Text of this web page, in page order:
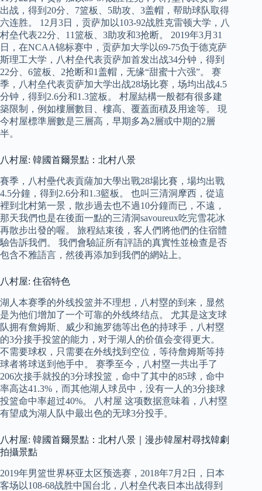
出战，得到20分、7篮板、5助攻、3盖帽，帮助球队取得
六连胜。 12月3日，贡萨加以103-92战胜克雷顿大学，八
村垒代表22分、11篮板、3助攻和3抢断。 2019年3月31
日，在NCAA锦标赛中，贡萨加大学以69-75负于德克萨
斯理工大学，八村垒代表贡萨加首发出战34分钟，得到
22分、6篮板、2抢断和1盖帽，无缘“甜蜜十六强”。 赛
季，八村垒代表贡萨加大学出战28场比赛，场均出战4.5
分钟，得到2.6分和1.3篮板。 村屋結構一般都有很多建
築限制，例如樓層數目、樓高、覆蓋面積及用途等。 現
今村屋標準層數是三層高，早期多為2層或中期的2層
半。
八村屋: 韓國首爾景點：北村八景
賽季，八村壘代表貢薩加大學出戰28場比賽，場均出戰
4.5分鐘，得到2.6分和1.3籃板。 也叫三清洞摩西，從這
裡到北村第一景，散步過去也不過10分鐘而已，不遠，
那天我們也是在後面一點的三清洞savoureux吃完雪花冰
再散步出發的喔。 旅程結束後，客人們將他們的住宿體
驗告訴我們。 我們會驗証所有評語的真實性並檢查是否
包含不雅語言，然後再添加到我們的網站上。
八村屋: 住宿特色
湖人本赛季的外线投篮并不理想，八村塁的到来，显然
是为他们增加了一个可靠的外线终结点。 尤其是这支球
队拥有詹姆斯、威少和施罗德等出色的持球手，八村塁
的3分接手投篮的能力，对于湖人的价值会变得更大。
不需要球权，只需要在外线找到空位，等待詹姆斯等持
球者将球送到他手中。 赛季至今，八村塁一共出手了
206次接手就投的3分球投篮，命中了其中的85球，命中
率高达41.3%，而其他湖人球员中，没有一人的3分接球
投篮命中率超过40%。 八村屋 这项数据意味着，八村塁
有望成为湖人队中最出色的无球3分投手。
八村屋: 韓國首爾景點：北村八景｜漫步韓屋村尋找韓劇
拍攝景點
2019年男篮世界杯亚太区预选赛，2018年7月2日，日本
客场以108-68战胜中国台北，八村垒代表日本出战得到